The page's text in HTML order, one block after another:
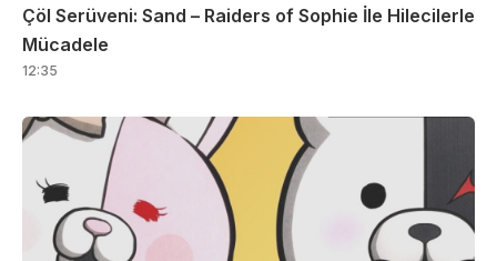
Çöl Serüveni: Sand – Raiders of Sophie İle Hilecilerle
Mücadele
12:35